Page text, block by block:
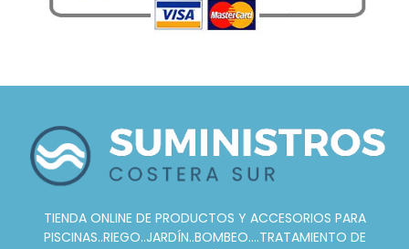
TIENDA ONLINE DE PRODUCTOS Y ACCESORIOS PARA
PISCINAS..RIEGO..JARDÍN..BOMBEO....TRATAMIENTO DE